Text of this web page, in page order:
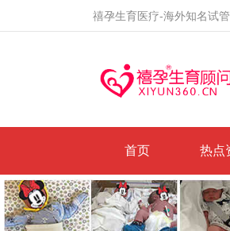
禧孕生育医疗-海外知名试
首页 热点